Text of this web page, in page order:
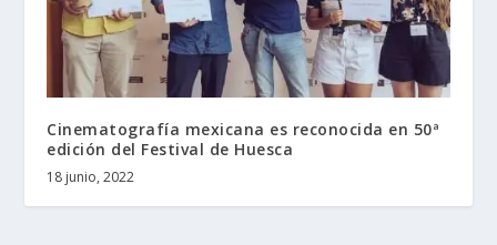
Cinematografía mexicana es reconocida en 50ª
edición del Festival de Huesca
18 junio, 2022